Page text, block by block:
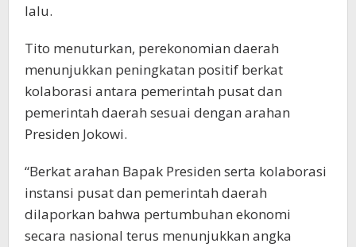
lalu.
Tito menuturkan, perekonomian daerah
menunjukkan peningkatan positif berkat
kolaborasi antara pemerintah pusat dan
pemerintah daerah sesuai dengan arahan
Presiden Jokowi.
“Berkat arahan Bapak Presiden serta kolaborasi
instansi pusat dan pemerintah daerah
dilaporkan bahwa pertumbuhan ekonomi
secara nasional terus menunjukkan angka